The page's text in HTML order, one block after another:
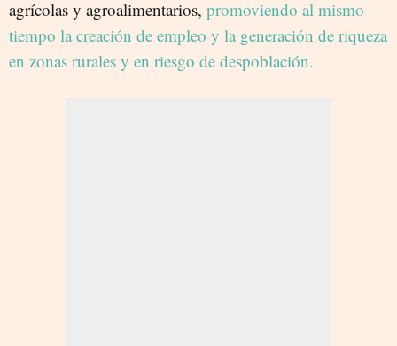
agrícolas y agroalimentarios, promoviendo al mismo
tiempo la creación de empleo y la generación de riqueza
en zonas rurales y en riesgo de despoblación.